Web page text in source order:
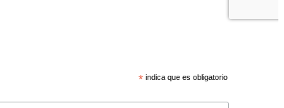
* indica que es obligatorio